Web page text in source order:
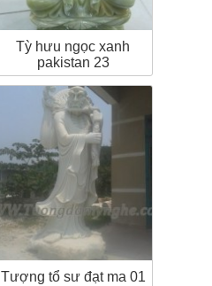
Tỳ hưu ngọc xanh
pakistan 23
Tượng tổ sư đạt ma 01